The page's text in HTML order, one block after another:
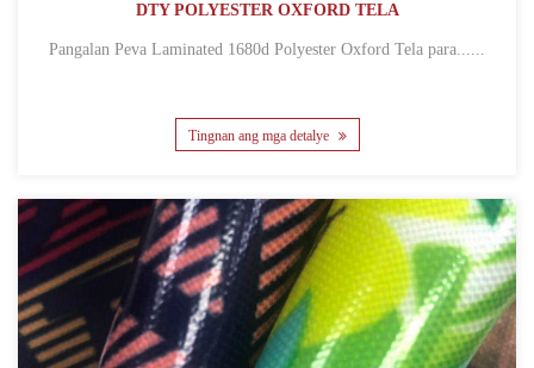
DTY POLYESTER OXFORD TELA
Pangalan Peva Laminated 1680d Polyester Oxford Tela para......
Tingnan ang mga detalye